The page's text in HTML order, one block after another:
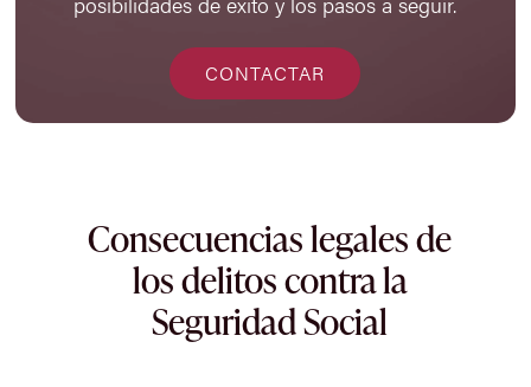
CONTACTAR
Consecuencias legales de
los delitos contra la
Seguridad Social